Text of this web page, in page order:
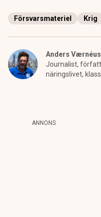
Försvarsmateriel Krig
Anders Værnéus
Journalist,
näringslivet,
ANNONS